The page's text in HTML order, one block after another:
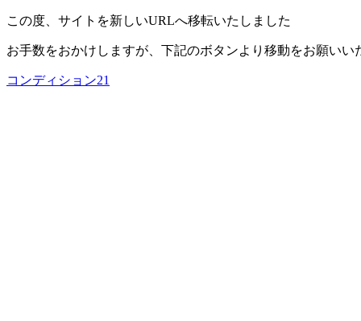
この度、サイトを新しいURLへ移転いたしました
お手数をおかけしますが、下記のボタンより移動をお願いい
コンディション21